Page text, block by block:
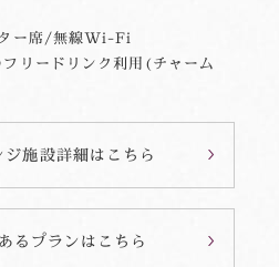
ー席/無線Wi-Fi
リードリンク利用(チャーム
ジ施設詳細はこちら
るプランはこちら